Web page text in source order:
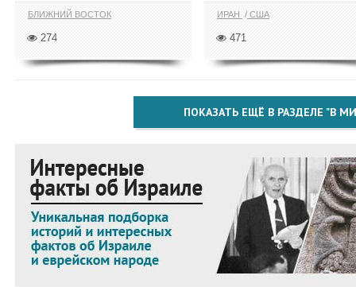
БЛИЖНИЙ ВОСТОК
274
ИРАН США
471
ПОКАЗАТЬ ЕЩЁ В РАЗДЕЛЕ "В